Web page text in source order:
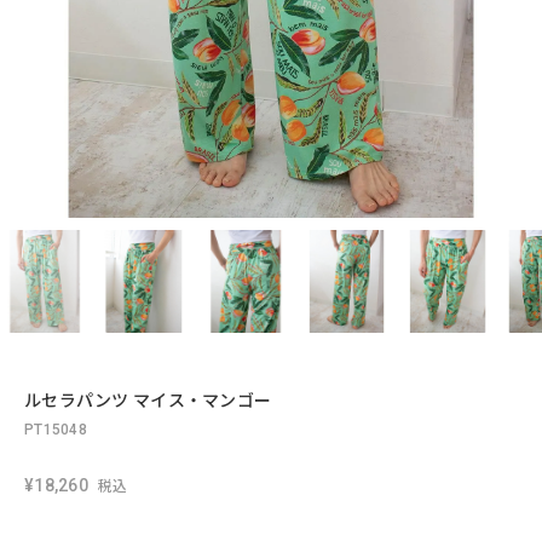
ルセラパンツ マイス・マンゴー
PT15048
¥18,260 税込